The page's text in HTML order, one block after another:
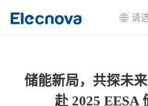
请
储能新局，共探未
赴 2025 EESA